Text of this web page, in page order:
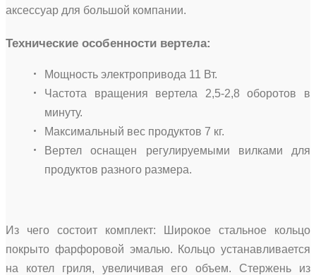
аксессуар для большой компании.
Технические особенности вертела:
Мощность электропривода 11 Вт.
Частота вращения вертела 2,5-2,8 оборотов в
минуту.
Максимальный вес продуктов 7 кг.
Вертел оснащен регулируемыми вилками для
продуктов разного размера.
Из чего состоит комплект: Широкое стальное кольцо
покрыто фарфоровой эмалью. Кольцо устанавливается
на котел гриля, увеличивая его объем. Стержень из